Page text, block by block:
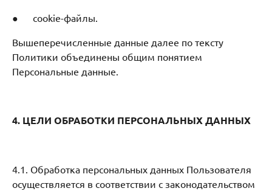
● cookie-файлы.
Вышеперечисленные данные далее по тексту
Политики объединены общим понятием
Персональные данные.
4. ЦЕЛИ ОБРАБОТКИ ПЕРСОНАЛЬНЫХ ДАННЫХ
4.1. Обработка персональных данных Пользователя
осуществляется в соответствии с законодательством